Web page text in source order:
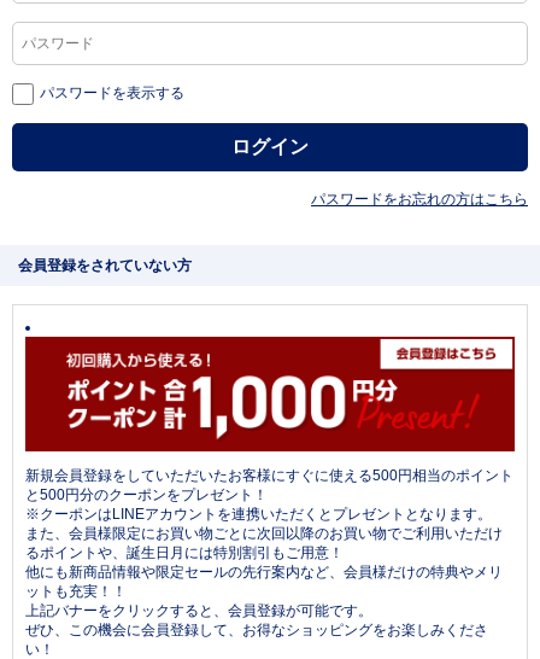
パスワードを表示する
パスワードをお忘れの方はこちら
会員登録をされていない方
新規会員登録をしていただいたお客様にすぐに使える500円相当のポイント
と500円分のクーポンをプレゼント！
※クーポンはLINEアカウントを連携いただくとプレゼントとなります。
また、会員様限定にお買い物ごとに次回以降のお買い物でご利用いただけ
るポイントや、誕生日月には特別割引もご用意！
他にも新商品情報や限定セールの先行案内など、会員様だけの特典やメリ
ットも充実！！
上記バナーをクリックすると、会員登録が可能です。
ぜひ、この機会に会員登録して、お得なショッピングをお楽しみくださ
い！